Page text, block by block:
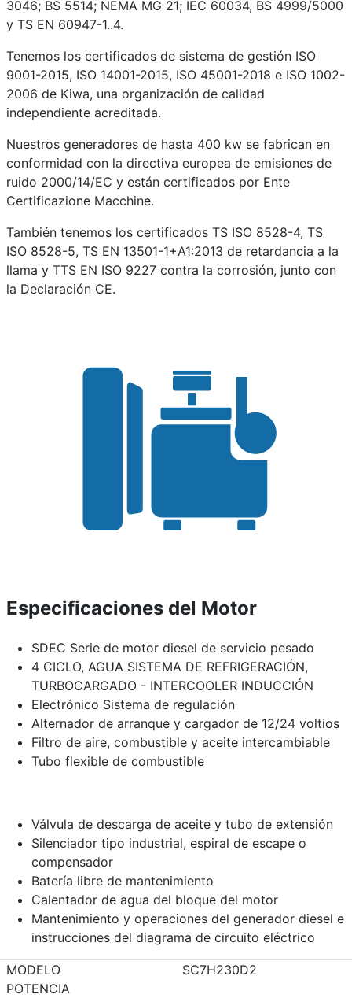
3046; BS 5514; NEMA MG 21; IEC 60034, BS 4999/5000
y TS EN 60947-1..4.
Tenemos los certificados de sistema de gestión ISO
9001-2015, ISO 14001-2015, ISO 45001-2018 e ISO 1002-
2006 de Kiwa, una organización de calidad
independiente acreditada.
Nuestros generadores de hasta 400 kw se fabrican en
conformidad con la directiva europea de emisiones de
ruido 2000/14/EC y están certificados por Ente
Certificazione Macchine.
También tenemos los certificados TS ISO 8528-4, TS
ISO 8528-5, TS EN 13501-1+A1:2013 de retardancia a la
llama y TTS EN ISO 9227 contra la corrosión, junto con
la Declaración CE.
Especificaciones del Motor
SDEC Serie de motor diesel de servicio pesado
4 CICLO, AGUA SISTEMA DE REFRIGERACIÓN,
TURBOCARGADO - INTERCOOLER INDUCCIÓN
Electrónico Sistema de regulación
Alternador de arranque y cargador de 12/24 voltios
Filtro de aire, combustible y aceite intercambiable
Tubo flexible de combustible
Válvula de descarga de aceite y tubo de extensión
Silenciador tipo industrial, espiral de escape o
compensador
Batería libre de mantenimiento
Calentador de agua del bloque del motor
Mantenimiento y operaciones del generador diesel e
instrucciones del diagrama de circuito eléctrico
MODELO
SC7H230D2
POTENCIA